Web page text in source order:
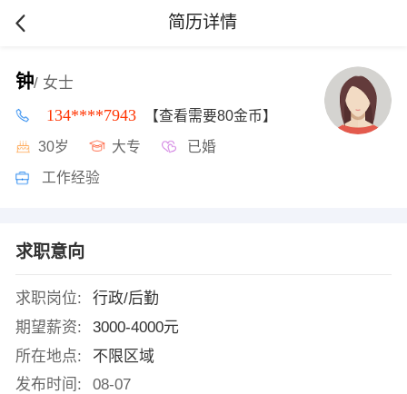
简历详情
钟/ 女士
134****7943 【查看需要80金币】
30岁 大专 已婚
工作经验
求职意向
求职岗位:
行政/后勤
期望薪资:
3000-4000元
所在地点:
不限区域
发布时间:
08-07